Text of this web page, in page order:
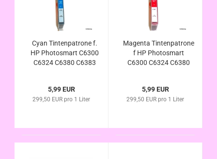
Cyan Tintenpatrone f.
HP Photosmart C6300
C6324 C6380 C6383
D7560 kompatibel
HP364XL mit
5,99 EUR
299,50 EUR pro 1 Liter
Magenta Tintenpatrone
f HP Photosmart
C6300 C6324 C6380
Serie D7560 kompatibel
HP364XL mit
5,99 EUR
299,50 EUR pro 1 Liter